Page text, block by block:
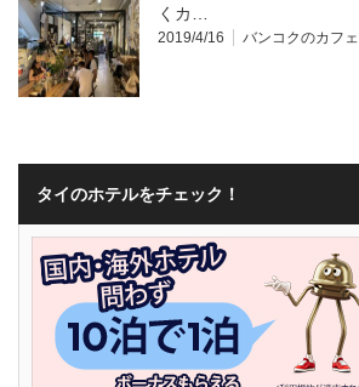
くカ…
2019/4/16 バンコクのカフェ
タイのホテルをチェック！